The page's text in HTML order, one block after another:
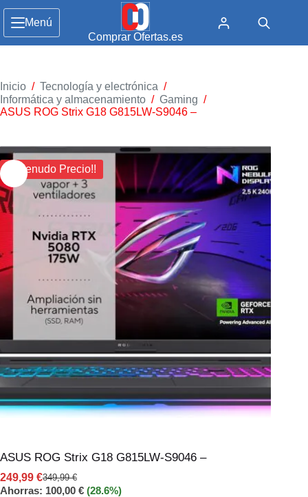
Menú
Comprar Ofertas.es
Inicio / Tecnología y electrónica /
Informática y almacenamiento / Gaming /
ASUS ROG Strix G18 G815LW-S9046 –
¡¡ Menudo Precio!!
ASUS ROG Strix G18 G815LW-S9046 –
349,99€
249,99 €
Ahorras: 100,00 € (28.6%)